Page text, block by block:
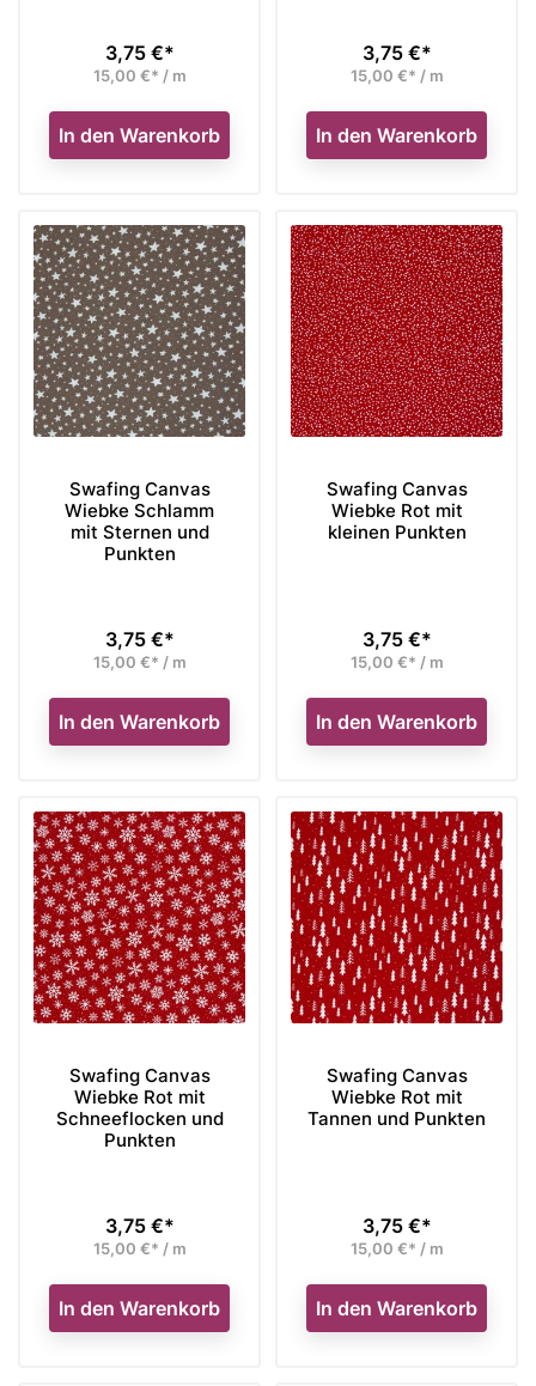
Preis
3,75 €*
15,00 €* / m
In den Warenkorb
Preis
3,75 €*
15,00 €* / m
In den Warenkorb
Swafing Canvas
Wiebke Schlamm
mit Sternen und
Punkten
Preis
3,75 €*
15,00 €* / m
In den Warenkorb
Swafing Canvas
Wiebke Rot mit
kleinen Punkten
Preis
3,75 €*
15,00 €* / m
In den Warenkorb
Swafing Canvas
Wiebke Rot mit
Schneeflocken und
Punkten
Preis
3,75 €*
15,00 €* / m
In den Warenkorb
Swafing Canvas
Wiebke Rot mit
Tannen und Punkten
Preis
3,75 €*
15,00 €* / m
In den Warenkorb